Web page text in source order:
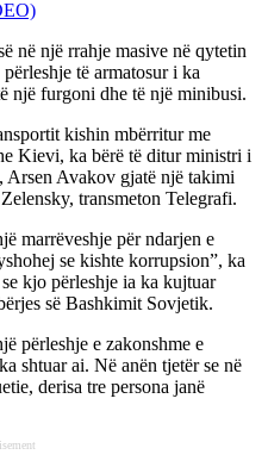
në një rrahje masive në qytetin
të armatosur i ka
një furgoni dhe të një minibusi.
kishin mbërritur me
Kievi, ka bërë të ditur ministri i
Arsen Avakov gjatë një takimi
transmeton Telegrafi.
marrëveshje për ndarjen e
se kishte korrupsion”, ka
kjo përleshje ia ka kujtuar
së Bashkimit Sovjetik.
përleshje e zakonshme e
shtuar ai. Në anën tjetër se në
derisa tre persona janë